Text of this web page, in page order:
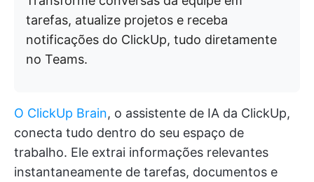
tarefas, atualize projetos e receba
notificações do ClickUp, tudo diretamente
no Teams.
O ClickUp Brain, o assistente de IA da ClickUp,
conecta tudo dentro do seu espaço de
trabalho. Ele extrai informações relevantes
instantaneamente de tarefas, documentos e